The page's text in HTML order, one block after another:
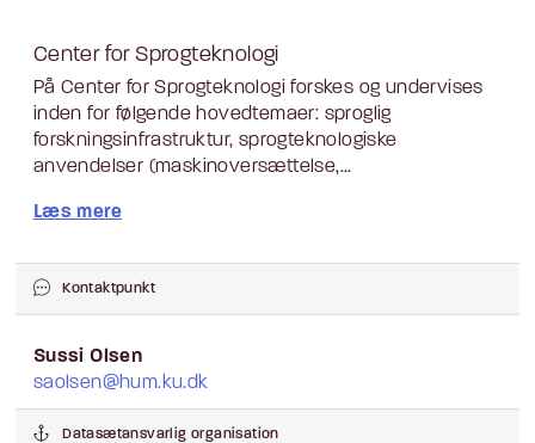
Center for Sprogteknologi
På Center for Sprogteknologi forskes og undervises
inden for følgende hovedtemaer: sproglig
forskningsinfrastruktur, sprogteknologiske
anvendelser (maskinoversættelse,...
Læs mere
Kontaktpunkt
Sussi Olsen
saolsen@hum.ku.dk
Datasætansvarlig organisation